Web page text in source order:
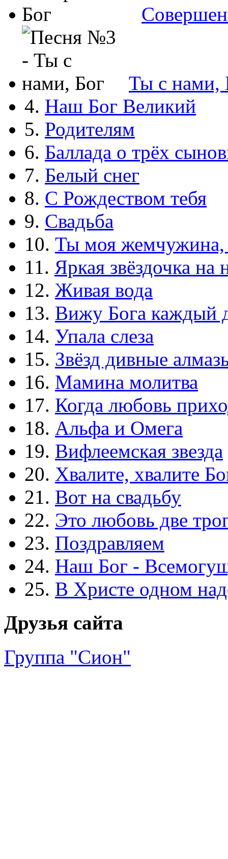
Ты с нами,
4. Наш Бог Великий
5. Родителям
6. Баллада о трёх
7. Белый снег
8. С Рождеством тебя
9. Свадьба
10. Ты моя жемчужина,
11. Яркая звёздочка на
12. Живая вода
13. Вижу Бога каждый
14. Упала слеза
15. Звёзд дивные
16. Мамина молитва
17. Когда любовь
18. Альфа и Омега
19. Вифлеемская звезда
20. Хвалите, хвалите
21. Вот на свадьбу
22. Это любовь две
23. Поздравляем
24. Наш Бог -
25. В Христе одном
Друзья сайта
Группа "Сион"